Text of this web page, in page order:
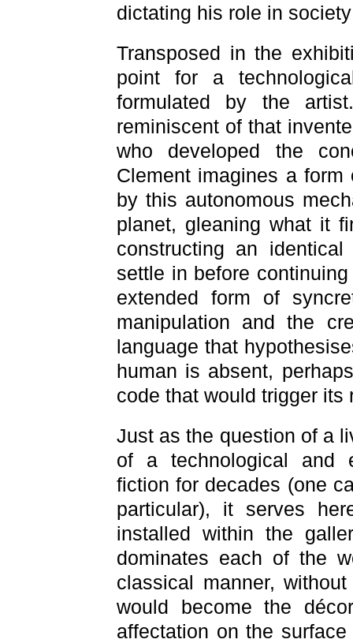
dictating his role in
Transposed in the
point for a
formulated by the
reminiscent of that
who developed the
Clement imagines a
by this autonomous
planet, gleaning what it
constructing an
settle in before
extended form of
manipulation and the
language that
human is absent,
code that would trigger its
Just as the question of a
of a technological and
fiction for decades (one
particular), it serves
installed within the
dominates each of the
classical manner,
would become the
affectation on the